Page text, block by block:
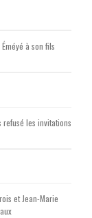
à son fils
refusé les invitations
et Jean-Marie